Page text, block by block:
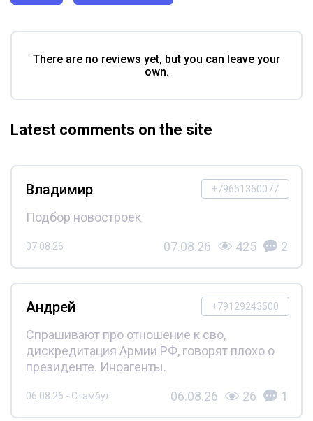
There are no reviews yet, but you can leave your
own.
Latest comments on the site
+79651360077
Владимир
Подбор новостроек
07.08.26 07.08.26 425 2
+79129243500
Андрей
Спрашивают про отношение к сво,
дискредитация Армии РФ, говорят плохо о
президенте. Иноагенты.
06.08.26 - Стамбул 06.08.26 26 1